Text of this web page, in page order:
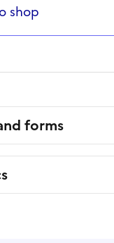
shop
forms